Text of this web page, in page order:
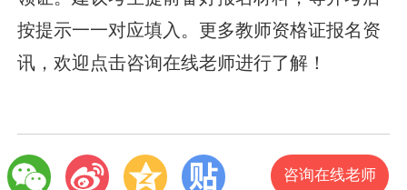
按提示一一对应填入。更多教师资格证报名资
讯，欢迎点击咨询在线老师进行了解！
咨询在线老师